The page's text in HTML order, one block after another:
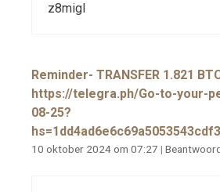
z8migl
Reminder- TRANSFER 1.821
https://telegra.ph/Go-to-your-
08-25?
10 oktober 2024 om 07:27 |